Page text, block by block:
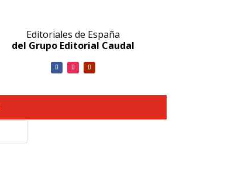
Editoriales de España
del Grupo Editorial Caudal